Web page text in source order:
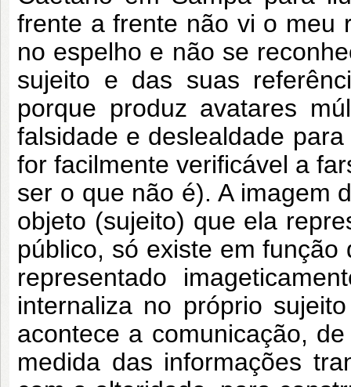
frente a frente não vi o meu
no espelho e não se
sujeito e das suas
porque produz avatares
falsidade e deslealdade
for facilmente verificável a
ser o que não é). A imagem
objeto (sujeito) que ela
público, só existe em
representado
internaliza no próprio
acontece a comunicação,
medida das informações